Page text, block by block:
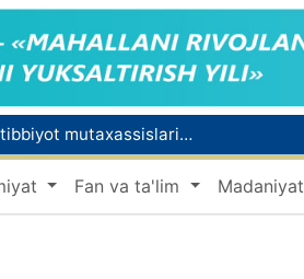
Chexiya va Slovakiyada ishlamoqchi bo‘lgan tibbiyot mutaxassislari ro‘yxatga olinadi
ruxsat beriladi
Behruz Karimov faoliyatini Shveytsariyaning «Lugano» klubida davom ettiradi
Fan va ta'lim Madaniyat